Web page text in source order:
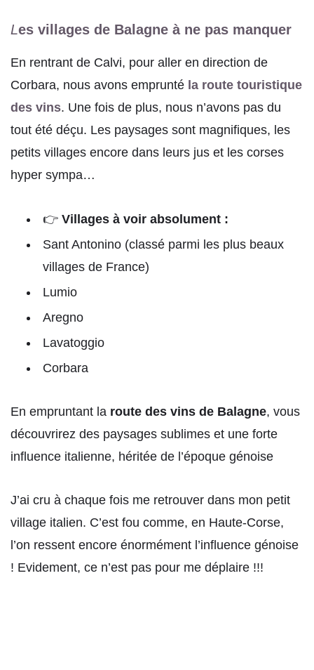
Les villages de Balagne à ne pas manquer
En rentrant de Calvi, pour aller en direction de
Corbara, nous avons emprunté la route touristique
des vins. Une fois de plus, nous n’avons pas du
tout été déçu. Les paysages sont magnifiques, les
petits villages encore dans leurs jus et les corses
hyper sympa…
👉 Villages à voir absolument :
Sant Antonino (classé parmi les plus beaux
villages de France)
Lumio
Aregno
Lavatoggio
Corbara
En empruntant la route des vins de Balagne, vous
découvrirez des paysages sublimes et une forte
influence italienne, héritée de l’époque génoise
J’ai cru à chaque fois me retrouver dans mon petit
village italien. C’est fou comme, en Haute-Corse,
l’on ressent encore énormément l’influence génoise
! Evidement, ce n’est pas pour me déplaire !!!